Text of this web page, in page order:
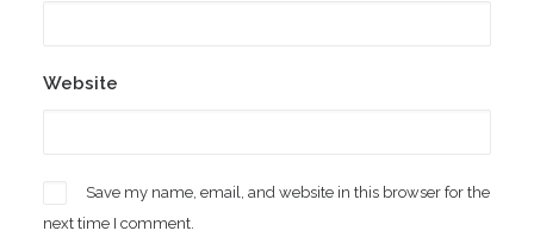
Website
Save my name, email, and website in this browser for the
next time I comment.